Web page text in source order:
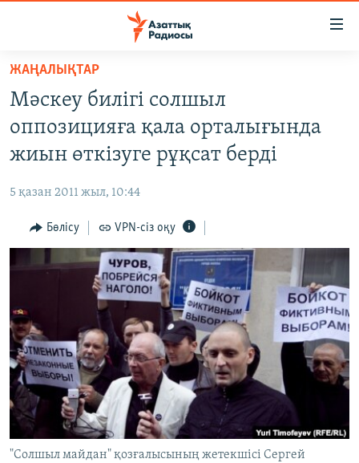
Skip
main
content
to
main
to
Search
ЖАҢАЛЫҚТАР
АДАМ ҚҰҚЫҚТАРЫ
ӘЛЕУМЕТ
АРНАЙЫ ЖОБАЛАР
Русский
ЖАЗЫЛЫҢЫЗ
Басқа тілдерде
ЖАҢАЛЫҚТАР
Мәскеу билігі солшыл
оппозицияға қала орталығында
жиын өткізуге рұқсат берді
5 қазан 2011 жыл, 10:44
Бөлісу VPN-сіз оқу
"Солшыл майдан" қозғалысының жетекшісі Сергей